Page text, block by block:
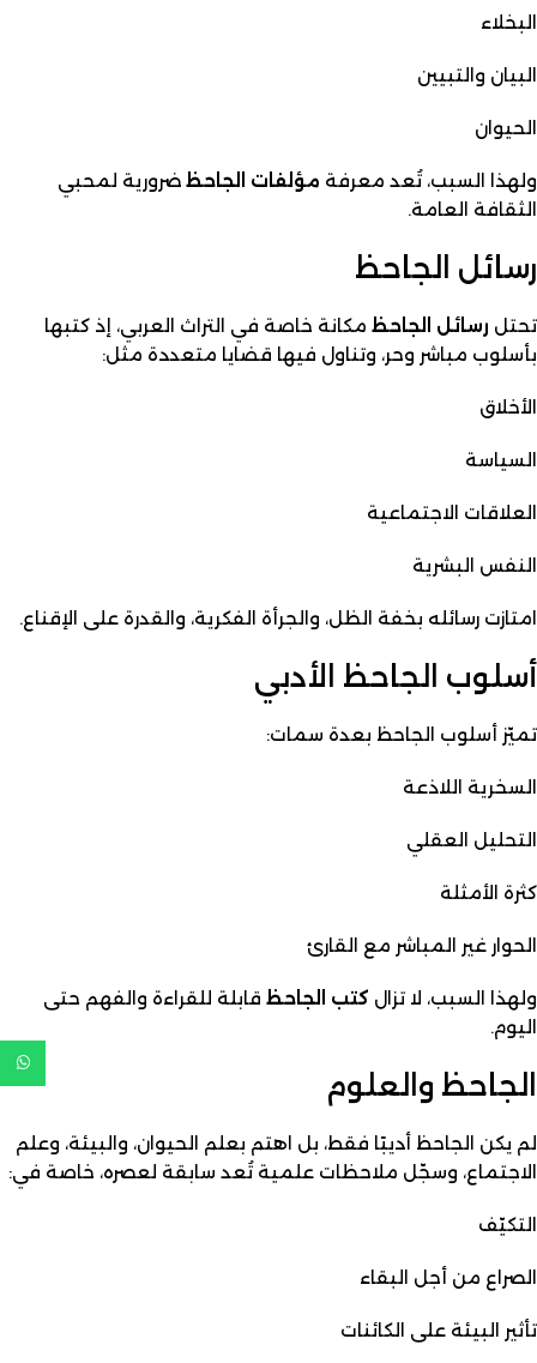
البخلاء
البيان والتبيين
الحيوان
ولهذا السبب، تُعد معرفة مؤلفات الجاحظ ضرورية لمحبي
الثقافة العامة.
رسائل الجاحظ
تحتل رسائل الجاحظ مكانة خاصة في التراث العربي، إذ كتبها
بأسلوب مباشر وحر، وتناول فيها قضايا متعددة مثل:
الأخلاق
السياسة
العلاقات الاجتماعية
النفس البشرية
امتازت رسائله بخفة الظل، والجرأة الفكرية، والقدرة على الإقناع.
أسلوب الجاحظ الأدبي
تميّز أسلوب الجاحظ بعدة سمات:
السخرية اللاذعة
التحليل العقلي
كثرة الأمثلة
الحوار غير المباشر مع القارئ
ولهذا السبب، لا تزال كتب الجاحظ قابلة للقراءة والفهم حتى
اليوم.
الجاحظ والعلوم
لم يكن الجاحظ أديبًا فقط، بل اهتم بعلم الحيوان، والبيئة، وعلم
الاجتماع، وسجّل ملاحظات علمية تُعد سابقة لعصره، خاصة في:
التكيّف
الصراع من أجل البقاء
تأثير البيئة على الكائنات